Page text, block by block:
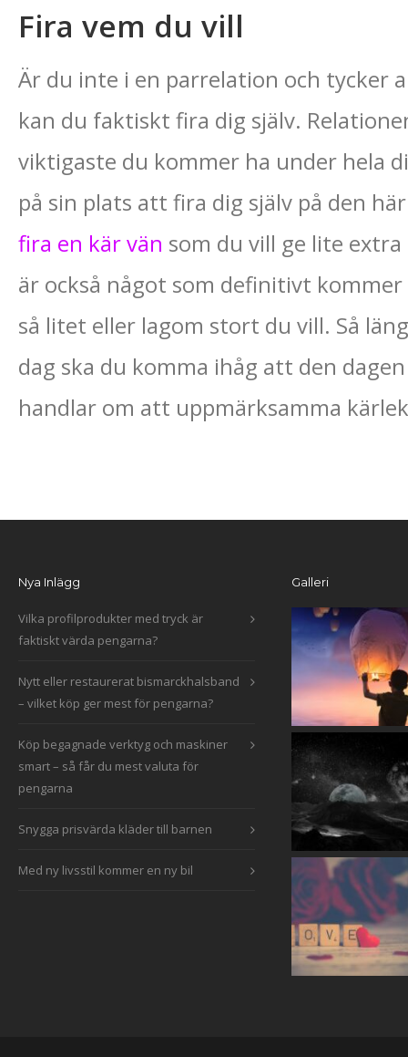
Fira vem du vill
Är du inte i en parrelation och tycker
kan du faktiskt fira dig själv.
viktigaste du kommer ha under hela
på sin plats att fira dig själv på den
fira en kär vän som du vill ge lite
är också något som definitivt
så litet eller lagom stort du vill. Så
dag ska du komma ihåg att den
handlar om att uppmärksamma
Nya Inlägg
Vilka profilprodukter med tryck är
faktiskt värda pengarna?
Nytt eller restaurerat bismarckhalsband
– vilket köp ger mest för pengarna?
Köp begagnade verktyg och maskiner
smart – så får du mest valuta för
pengarna
Snygga prisvärda kläder till barnen
Med ny livsstil kommer en ny bil
Galleri